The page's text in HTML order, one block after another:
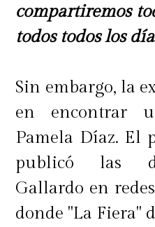
compartiremos
todos todos los
Sin embargo, la
en encontrar
Pamela Díaz. El
publicó las
Gallardo en
donde "La Fiera"